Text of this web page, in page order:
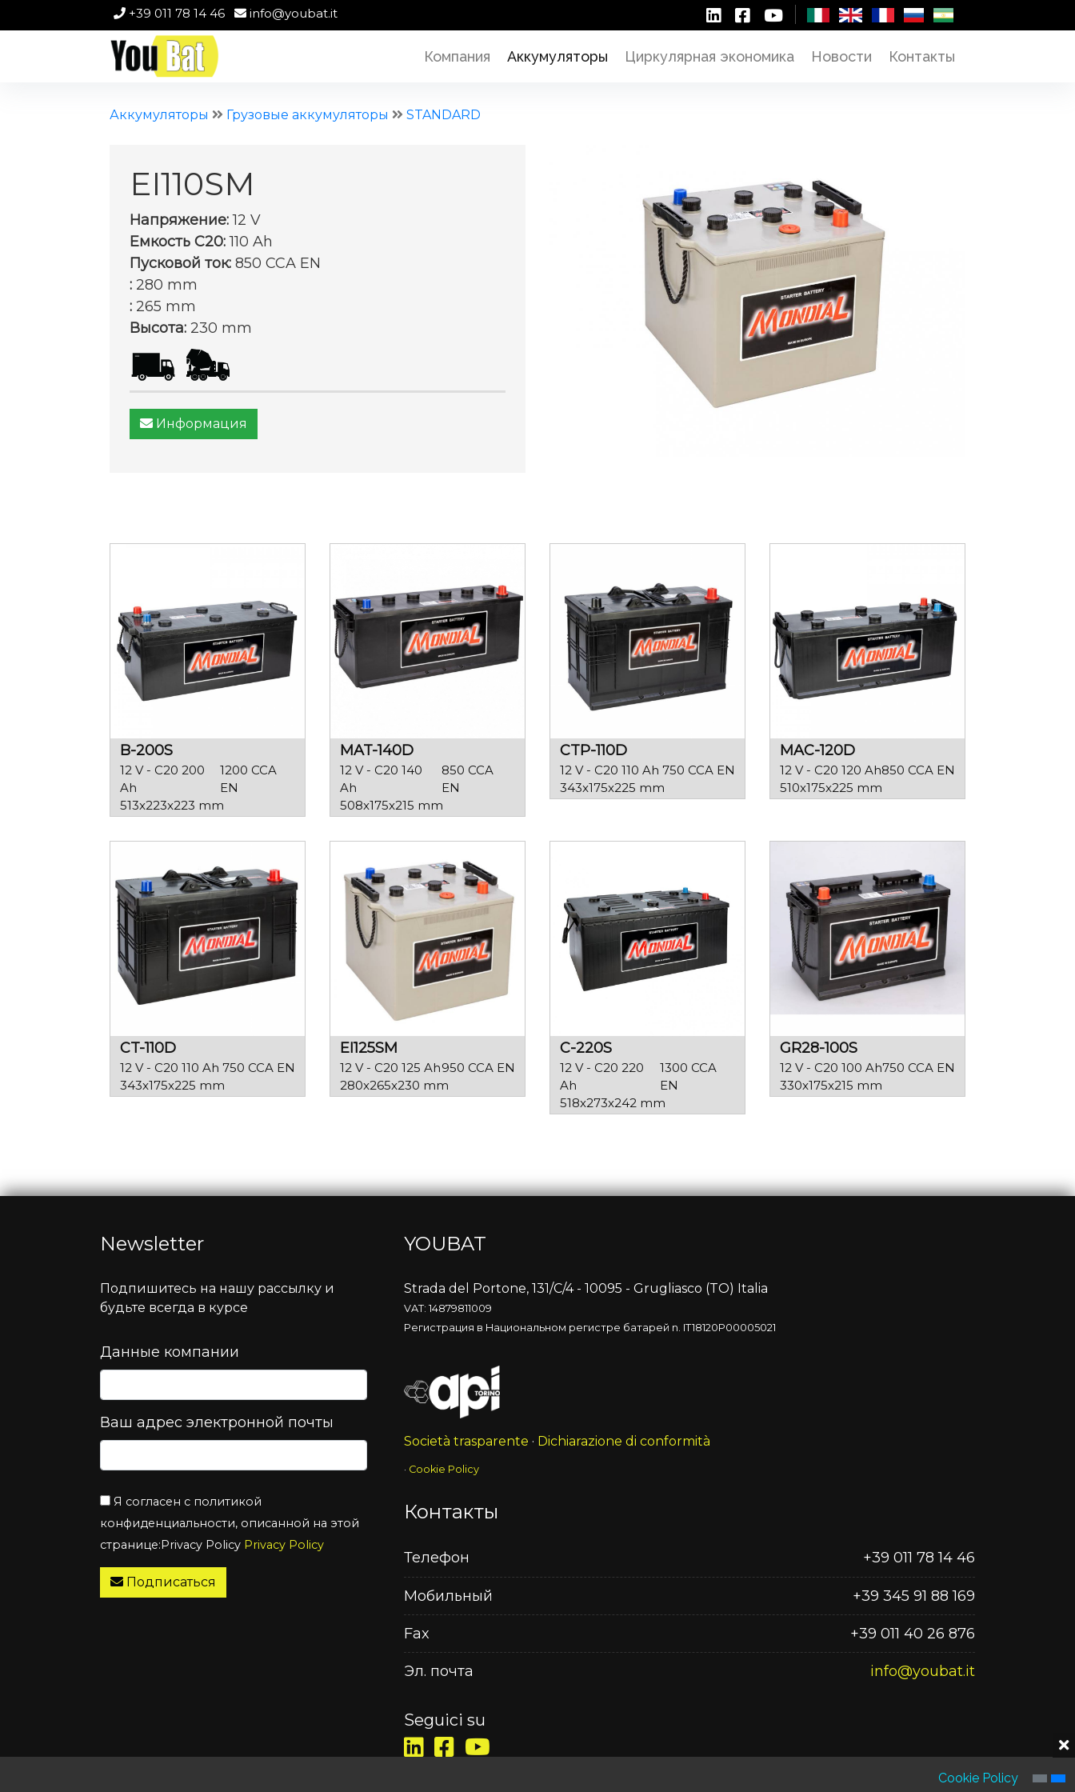
+39 011 78 14 46 info@youbat.it
Компания Аккумуляторы Циркулярная экономика Новости Контакты
Аккумуляторы Грузовые аккумуляторы STANDARD
EI110SM
Напряжение:12 V
Емкость C20:110 Ah
Пусковой ток: 850 CCA EN
: 280 mm
: 265 mm
Высота: 230 mm
Информация
B-200S
12 V - C20 200
Ah
1200 CCA
EN
513x223x223 mm
MAT-140D
12 V - C20 140
Ah
850 CCA
EN
508x175x215 mm
CTP-110D
12 V - C20 110 Ah 750 CCA EN
343x175x225 mm
MAC-120D
12 V - C20 120 Ah850 CCA EN
510x175x225 mm
CT-110D
12 V - C20 110 Ah 750 CCA EN
343x175x225 mm
EI125SM
12 V - C20 125 Ah950 CCA EN
280x265x230 mm
C-220S
12 V - C20 220
Ah
1300 CCA
EN
518x273x242 mm
GR28-100S
12 V - C20 100 Ah750 CCA EN
330x175x215 mm
Newsletter
Подпишитесь на нашу рассылку и
будьте всегда в курсе
Данные компании
Ваш адрес электронной почты
Я согласен с политикой
конфиденциальности, описанной на этой
странице:Privacy Policy Privacy Policy
Подписаться
YOUBAT
Strada del Portone, 131/C/4 - 10095 - Grugliasco (TO) Italia
VAT: 14879811009
Регистрация в Национальном регистре батарей n. IT18120P00005021
Società trasparente · Dichiarazione di conformità
· Cookie Policy
Контакты
Телефон +39 011 78 14 46
Мобильный +39 345 91 88 169
Fax +39 011 40 26 876
Эл. почта info@youbat.it
Seguici su
Cookie Policy